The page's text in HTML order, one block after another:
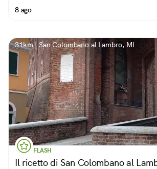
8 ago
31km | San Colombano al Lambro, MI
FLASH
Il ricetto di San Colombano al